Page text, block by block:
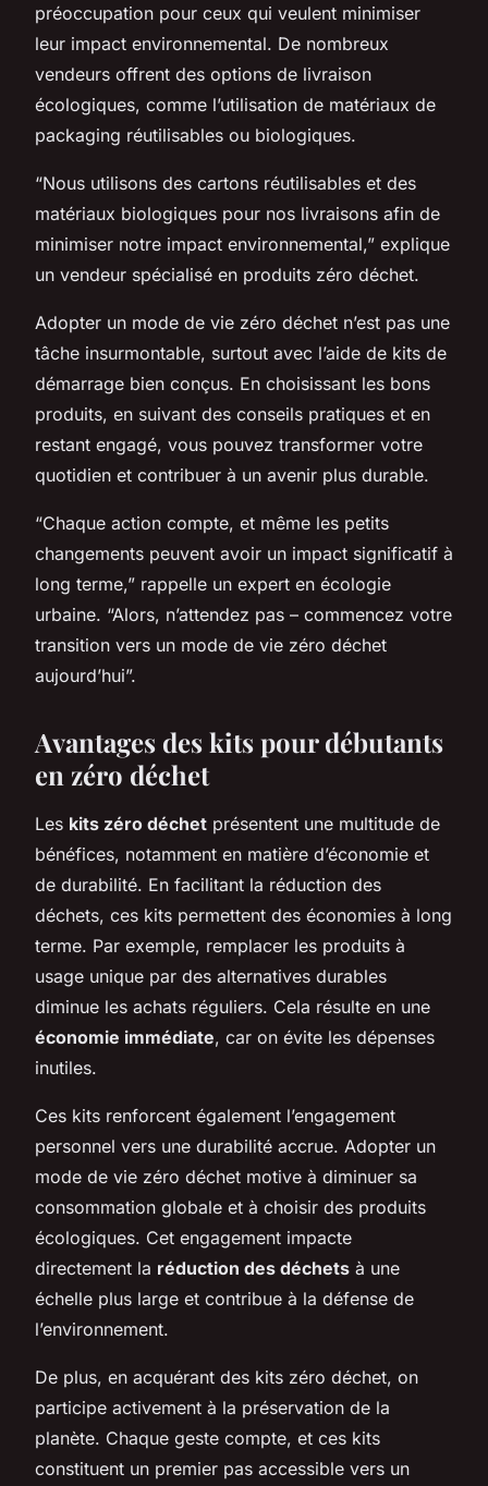
préoccupation pour ceux qui veulent minimiser
leur impact environnemental. De nombreux
vendeurs offrent des options de livraison
écologiques, comme l’utilisation de matériaux de
packaging réutilisables ou biologiques.
“Nous utilisons des cartons réutilisables et des
matériaux biologiques pour nos livraisons afin de
minimiser notre impact environnemental,” explique
un vendeur spécialisé en produits zéro déchet.
Adopter un mode de vie zéro déchet n’est pas une
tâche insurmontable, surtout avec l’aide de kits de
démarrage bien conçus. En choisissant les bons
produits, en suivant des conseils pratiques et en
restant engagé, vous pouvez transformer votre
quotidien et contribuer à un avenir plus durable.
“Chaque action compte, et même les petits
changements peuvent avoir un impact significatif à
long terme,” rappelle un expert en écologie
urbaine. “Alors, n’attendez pas – commencez votre
transition vers un mode de vie zéro déchet
aujourd’hui”.
Avantages des kits pour débutants
en zéro déchet
Les kits zéro déchet présentent une multitude de
bénéfices, notamment en matière d’économie et
de durabilité. En facilitant la réduction des
déchets, ces kits permettent des économies à long
terme. Par exemple, remplacer les produits à
usage unique par des alternatives durables
diminue les achats réguliers. Cela résulte en une
économie immédiate, car on évite les dépenses
inutiles.
Ces kits renforcent également l’engagement
personnel vers une durabilité accrue. Adopter un
mode de vie zéro déchet motive à diminuer sa
consommation globale et à choisir des produits
écologiques. Cet engagement impacte
directement la réduction des déchets à une
échelle plus large et contribue à la défense de
l’environnement.
De plus, en acquérant des kits zéro déchet, on
participe activement à la préservation de la
planète. Chaque geste compte, et ces kits
constituent un premier pas accessible vers un